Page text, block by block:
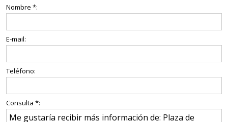
Nombre *:
E-mail:
Teléfono:
Consulta *: